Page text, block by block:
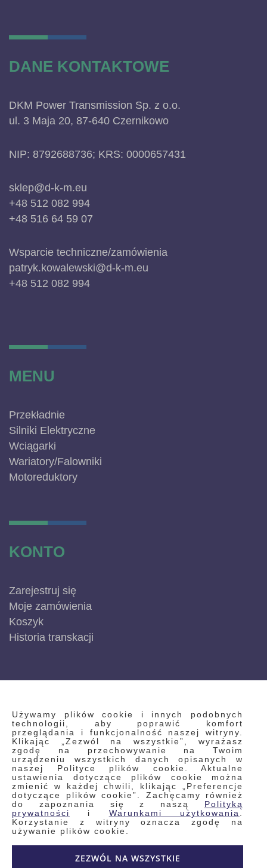
Używamy plików cookie i innych podobnych
technologii, aby poprawić komfort
przeglądania i funkcjonalność naszej witryny.
Klikając „Zezwól na wszystkie”, wyrażasz
zgodę na przechowywanie na Twoim
urządzeniu wszystkich danych opisanych w
naszej Polityce plików cookie. Aktualne
ustawienia dotyczące plików cookie można
zmienić w każdej chwili, klikając „Preferencje
dotyczące plików cookie”. Zachęcamy również
do zapoznania się z naszą Polityką
prywatności
i Warunkami użytkowania
Korzystanie z witryny oznacza zgodę na
używanie plików cookie.
ZEZWÓL NA WSZYSTKIE
DANE KONTAKTOWE
DKM Power Transmission Sp. z o.o.
ul. 3 Maja 20, 87-640 Czernikowo
NIP: 8792688736; KRS: 0000657431
sklep@d-k-m.eu
+48 512 082 994
+48 516 64 59 07
Wsparcie techniczne/zamówienia
patryk.kowalewski@d-k-m.eu
+48 512 082 994
MENU
Przekładnie
Silniki Elektryczne
Wciągarki
Wariatory/Falowniki
Motoreduktory
KONTO
Zarejestruj się
Moje zamówienia
Koszyk
Historia transkacji
INFORMACJE
Regulamin
Polityka prywatności i pliki cookie
Wyszukiwane frazy
Wyszukiwanie zaawansowane
Zamówienia
Skontaktuj się z nami
Odstąp od umowy